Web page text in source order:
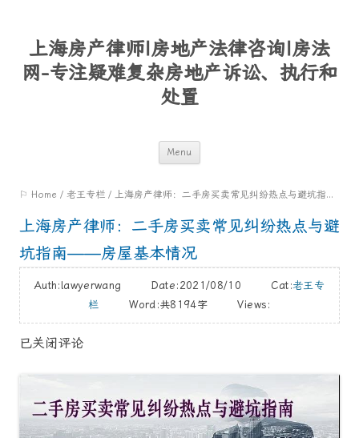
上海房产律师|房地产法律咨询|房法
网-专注疑难复杂房地产诉讼、执行和
处置
Menu
content
⚐ Home / 老王专栏 / 上海房产律师：二手房买卖常见纠纷热点与避坑指南——房屋基本情况
上海房产律师：二手房买卖常见纠纷热点与避
坑指南——房屋基本情况
Auth:lawyerwang Date:2021/08/10 Cat:老王专
栏 Word:共8194字 Views:
已关闭评论